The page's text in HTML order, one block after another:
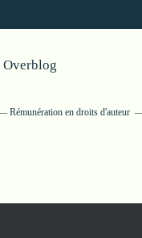
Overblog
Rémunération en droits d'auteur